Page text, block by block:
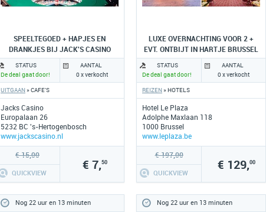
SPEELTEGOED + HAPJES EN
DRANKJES BIJ JACK'S CASINO
Jacks Casino
Europalaan 26
5232 BC 's-Hertogenbosch
www.jackscasino.nl
UITGAAN» CAFE'S
STATUS
De deal gaat door!
AANTAL
0 x verkocht
€ 15,00
QUICKVIEW
€ 7,50
LUXE OVERNACHTING VOOR 2 +
EVT. ONTBIJT IN HARTJE BRUSSEL
Hotel Le Plaza
Adolphe Maxlaan 118
1000 Brussel
www.leplaza.be
REIZEN» HOTELS
STATUS
De deal gaat door!
AANTAL
0 x verkocht
€ 197,00
QUICKVIEW
€ 129,00
Nog 22 uur en 13 minuten Nog 22 uur en 13 minuten